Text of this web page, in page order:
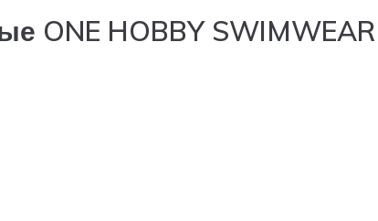
HOBBY SWIMWEAR